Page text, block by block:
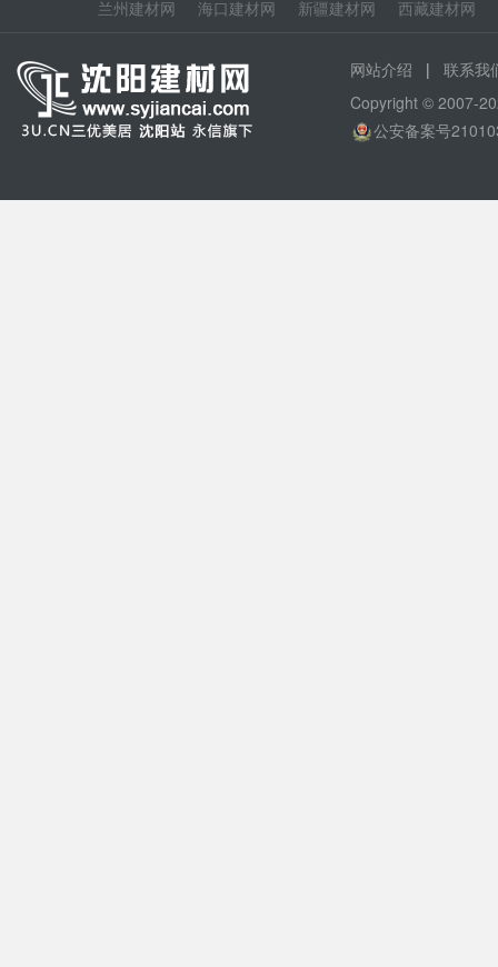
兰州建材网
海口建材网 新疆建材网 西藏建材网
网站介绍 | 联系我
Copyright © 2007-
公安备案号